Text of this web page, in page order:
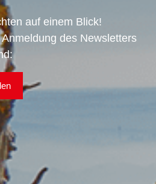
auf einem Blick!
des Newsletters